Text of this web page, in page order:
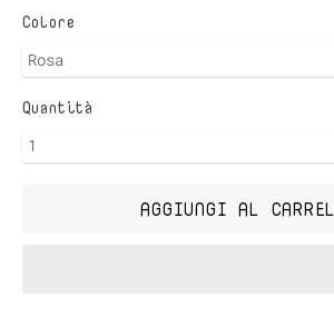
Colore
Quantità
AGGIUNGI AL